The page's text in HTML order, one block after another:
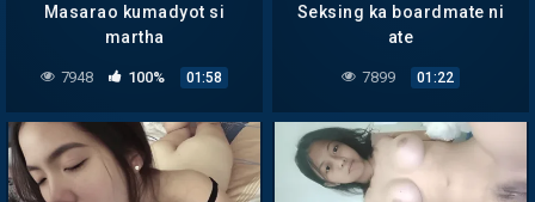
Masarao kumadyot si
martha
7948 100% 01:58
Seksing ka boardmate ni
ate
7899 01:22